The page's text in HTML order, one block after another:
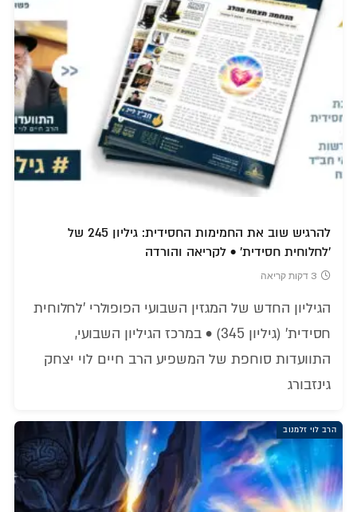
להרגיש שוב את החמימות החסידית: גיליון 245 של
'לחלוחית חסידית' • לקריאה והורדה
3 דקות קריאה
הגיליון החדש של המגזין השבועי הפופולרי 'לחלוחית
חסידית' (גיליון 345) • במרכז הגיליון השבועי,
התוועדות סוחפת של המשפיע הרב חיים לוי יצחק
גינזבורג
הרב לוי זלמנוב